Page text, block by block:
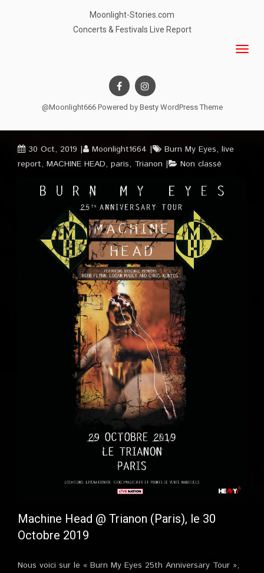
Moonlight-Stories.com
Concerts & Festivals Live Report
@Moonlight666 Powered by Besty WordPress Theme
30 Oct, 2019 Moonlight1664 Burn My Eyes, live
report, MACHINE HEAD, paris, Trianon Non classé
Machine Head @ Trianon (Paris), le 30
Octobre 2019
Nous voici sur le « Burn My Eyes 25th Anniversary Tour »,